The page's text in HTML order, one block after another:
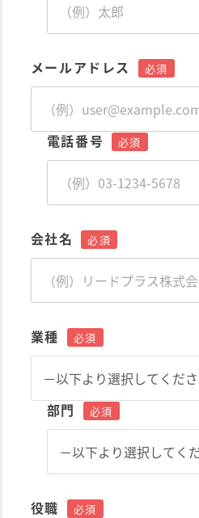
メールアドレス
電話番号
会社名
業種
部門
役職